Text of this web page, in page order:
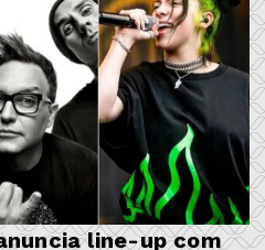
line-up com